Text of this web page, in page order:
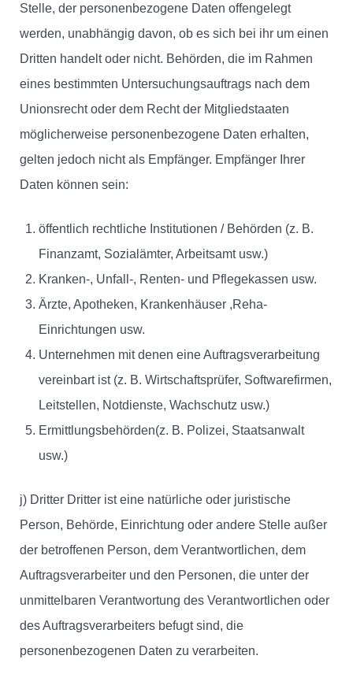
Stelle, der personenbezogene Daten offengelegt
werden, unabhängig davon, ob es sich bei ihr um einen
Dritten handelt oder nicht. Behörden, die im Rahmen
eines bestimmten Untersuchungsauftrags nach dem
Unionsrecht oder dem Recht der Mitgliedstaaten
möglicherweise personenbezogene Daten erhalten,
gelten jedoch nicht als Empfänger. Empfänger Ihrer
Daten können sein:
öffentlich rechtliche Institutionen / Behörden (z. B.
Finanzamt, Sozialämter, Arbeitsamt usw.)
Kranken-, Unfall-, Renten- und Pflegekassen usw.
Ärzte, Apotheken, Krankenhäuser ,Reha-
Einrichtungen usw.
Unternehmen mit denen eine Auftragsverarbeitung
vereinbart ist (z. B. Wirtschaftsprüfer, Softwarefirmen,
Leitstellen, Notdienste, Wachschutz usw.)
Ermittlungsbehörden(z. B. Polizei, Staatsanwalt
usw.)
j) Dritter Dritter ist eine natürliche oder juristische
Person, Behörde, Einrichtung oder andere Stelle außer
der betroffenen Person, dem Verantwortlichen, dem
Auftragsverarbeiter und den Personen, die unter der
unmittelbaren Verantwortung des Verantwortlichen oder
des Auftragsverarbeiters befugt sind, die
personenbezogenen Daten zu verarbeiten.